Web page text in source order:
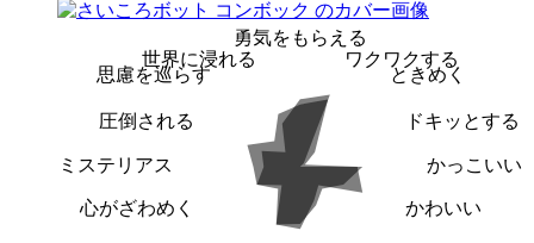
勇気をもらえる
ワクワクする
ときめく
ドキッとする
かっこいい
かわいい
心がざわめく
ミステリアス
圧倒される
思慮を巡らす
世界に浸れる